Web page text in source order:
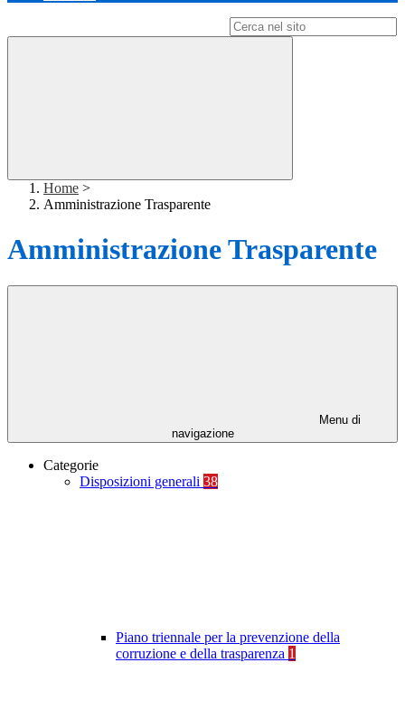
Home >
Amministrazione Trasparente
Amministrazione Trasparente
Menu di
navigazione
Categorie
Disposizioni generali 38
Piano triennale per la prevenzione della
corruzione e della trasparenza 1